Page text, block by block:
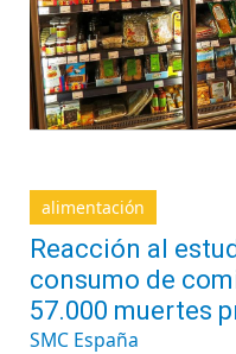
alimentación
Reacción al
consumo de
57.000 muertes
SMC España